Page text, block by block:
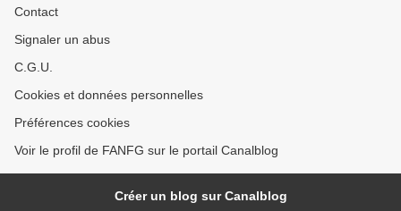
Contact
Signaler un abus
C.G.U.
Cookies et données personnelles
Préférences cookies
Voir le profil de FANFG sur le portail Canalblog
Créer un blog sur Canalblog